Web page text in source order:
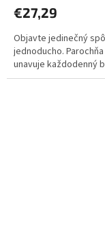
€27,29
Objavte jedinečný
jednoducho.
unavuje každodenný